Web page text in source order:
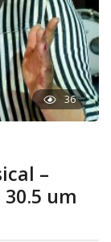
36
–
30.5 um